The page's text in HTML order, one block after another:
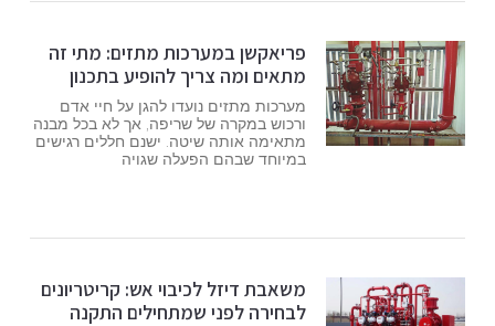
פריאקשן במערכות מתזים: מתי זה
מתאים ומה צריך להופיע בתכנון
מערכות מתזים נועדו להגן על חיי אדם
ורכוש במקרה של שריפה, אך לא בכל מבנה
מתאימה אותה שיטה. ישנם חללים רגישים
במיוחד שבהם הפעלה שגויה
משאבת דיזל לכיבוי אש: קריטריונים
לבחירה לפני שמתחילים התקנה